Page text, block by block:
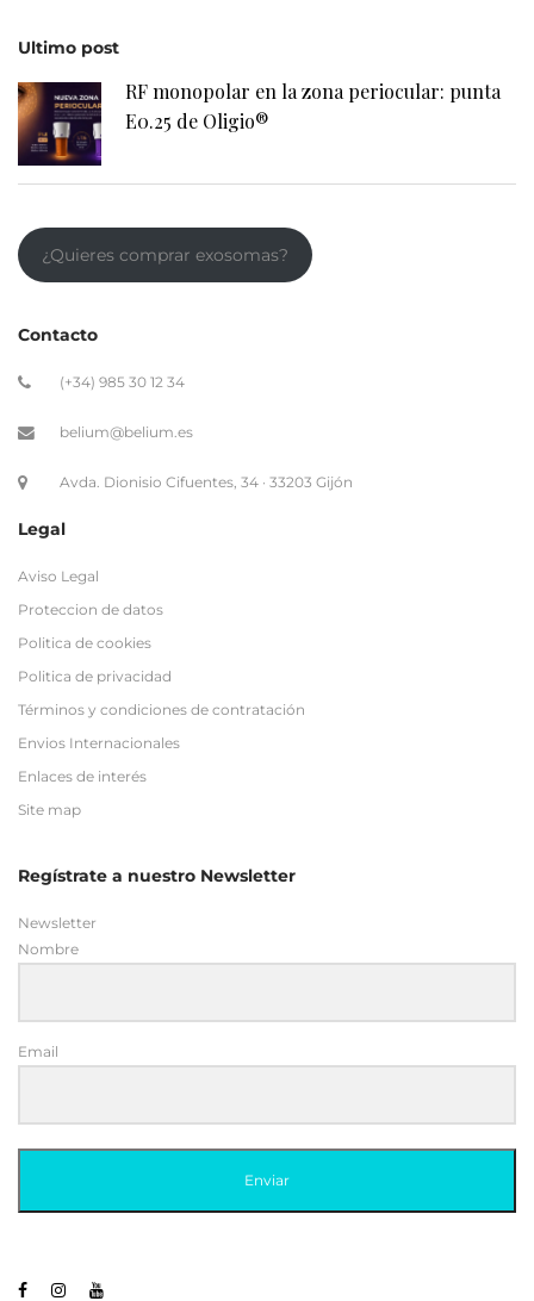
Ultimo post
RF monopolar en la zona periocular: punta
E0.25 de Oligio®
¿Quieres comprar exosomas?
Contacto
(+34) 985 30 12 34
belium@belium.es
Avda. Dionisio Cifuentes, 34 · 33203 Gijón
Legal
Aviso Legal
Proteccion de datos
Politica de cookies
Politica de privacidad
Términos y condiciones de contratación
Envios Internacionales
Enlaces de interés
Site map
Regístrate a nuestro Newsletter
Newsletter
Nombre
Email
Enviar